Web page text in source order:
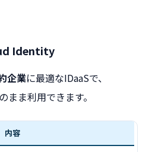
Identity
企業に最適なIDaaSで、
ま利用できます。
内容